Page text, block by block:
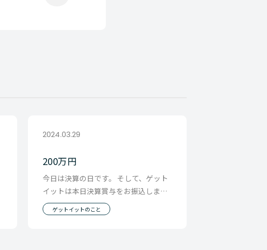
2024.03.29
200万円
今日は決算の日です。 そして、ゲット
イットは本日決算賞与をお振込しまし
た。 今日のタイトルはその金額につい
てです。 会社
ゲットイットのこと